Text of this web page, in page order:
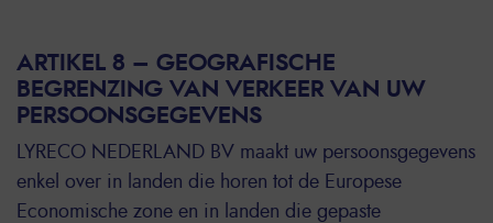
ARTIKEL 8 – GEOGRAFISCHE
BEGRENZING VAN VERKEER VAN UW
PERSOONSGEGEVENS
LYRECO NEDERLAND BV maakt uw persoonsgegevens
enkel over in landen die horen tot de Europese
Economische zone en in landen die gepaste